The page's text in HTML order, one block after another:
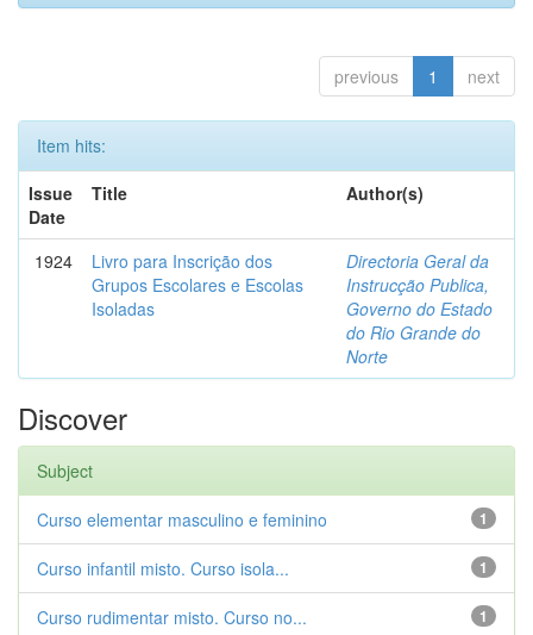
previous 1 next
Item hits:
Issue
Date
Title Author(s)
1924
Livro para Inscrição dos
Grupos Escolares e Escolas
Isoladas
Directoria Geral da
Instrucção Publica,
Governo do Estado
do Rio Grande do
Norte
Discover
Subject
1
Curso elementar masculino e feminino
1
Curso infantil misto. Curso isola...
1
Curso rudimentar misto. Curso no...